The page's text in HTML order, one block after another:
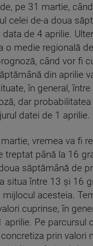
pe 31 martie,
celei de-a doua
de 4 aprilie.
o medie regională
când vor fi
din aprilie
în general,
dar
datei de 1 aprilie.
vremea va fi
treptat până la 16
săptămână de
situa între 13 şi 16
acesteia.
cuprinse, în
Pe
prin